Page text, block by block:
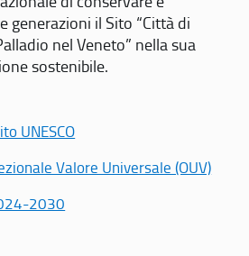
generazioni il Sito “Città di
nel Veneto” nella sua
sostenibile.
UNESCO
Valore Universale (OUV)
2030